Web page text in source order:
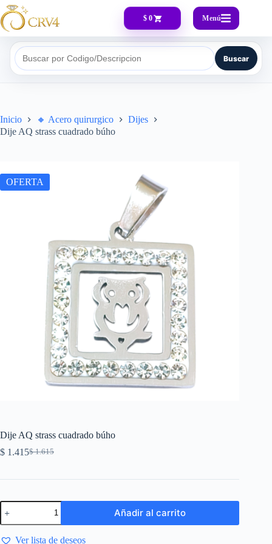
$ 0 Menú
Buscar por Codigo/Descripcion Buscar
Inicio 🔸​ Acero quirurgico
Dijes
Dije AQ strass cuadrado búho
OFERTA
Dije AQ strass cuadrado búho
$1.615
$ 1.415
Añadir al carrito
Ver lista de deseos